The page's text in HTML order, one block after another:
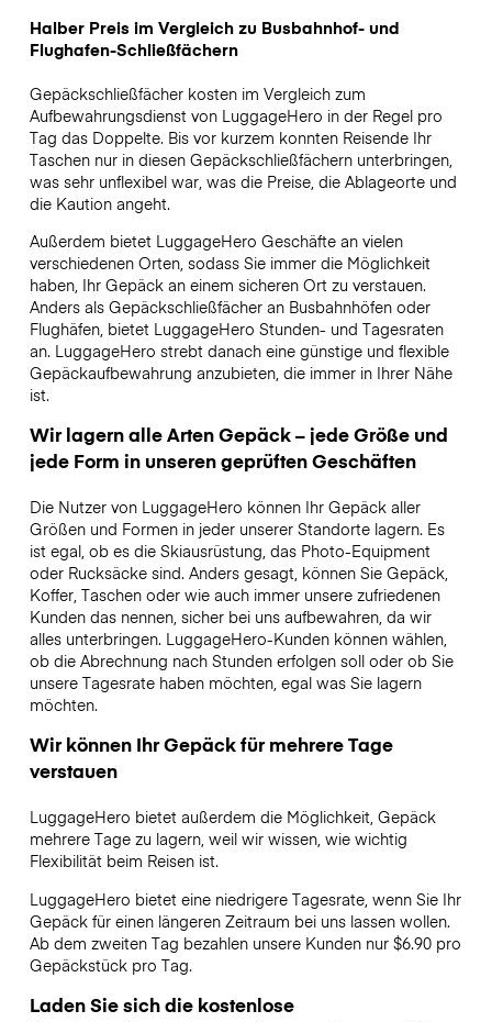
Halber Preis im Vergleich zu Busbahnhof- und
Flughafen-Schließfächern
Gepäckschließfächer kosten im Vergleich zum
Aufbewahrungsdienst von LuggageHero in der Regel pro
Tag das Doppelte. Bis vor kurzem konnten Reisende Ihr
Taschen nur in diesen Gepäckschließfächern unterbringen,
was sehr unflexibel war, was die Preise, die Ablageorte und
die Kaution angeht.
Außerdem bietet LuggageHero Geschäfte an vielen
verschiedenen Orten, sodass Sie immer die Möglichkeit
haben, Ihr Gepäck an einem sicheren Ort zu verstauen.
Anders als Gepäckschließfächer an Busbahnhöfen oder
Flughäfen, bietet LuggageHero Stunden- und Tagesraten
an. LuggageHero strebt danach eine günstige und flexible
Gepäckaufbewahrung anzubieten, die immer in Ihrer Nähe
ist.
Wir lagern alle Arten Gepäck – jede Größe und
jede Form in unseren geprüften Geschäften
Die Nutzer von LuggageHero können Ihr Gepäck aller
Größen und Formen in jeder unserer Standorte lagern. Es
ist egal, ob es die Skiausrüstung, das Photo-Equipment
oder Rucksäcke sind. Anders gesagt, können Sie Gepäck,
Koffer, Taschen oder wie auch immer unsere zufriedenen
Kunden das nennen, sicher bei uns aufbewahren, da wir
alles unterbringen. LuggageHero-Kunden können wählen,
ob die Abrechnung nach Stunden erfolgen soll oder ob Sie
unsere Tagesrate haben möchten, egal was Sie lagern
möchten.
Wir können Ihr Gepäck für mehrere Tage
verstauen
LuggageHero bietet außerdem die Möglichkeit, Gepäck
mehrere Tage zu lagern, weil wir wissen, wie wichtig
Flexibilität beim Reisen ist.
LuggageHero bietet eine niedrigere Tagesrate, wenn Sie Ihr
Gepäck für einen längeren Zeitraum bei uns lassen wollen.
Ab dem zweiten Tag bezahlen unsere Kunden nur $6.90 pro
Gepäckstück pro Tag.
Laden Sie sich die kostenlose